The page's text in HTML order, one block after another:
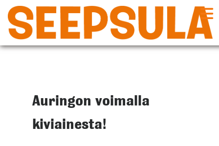
Siirry
sisältöön
Auringon voimalla
kiviainesta!